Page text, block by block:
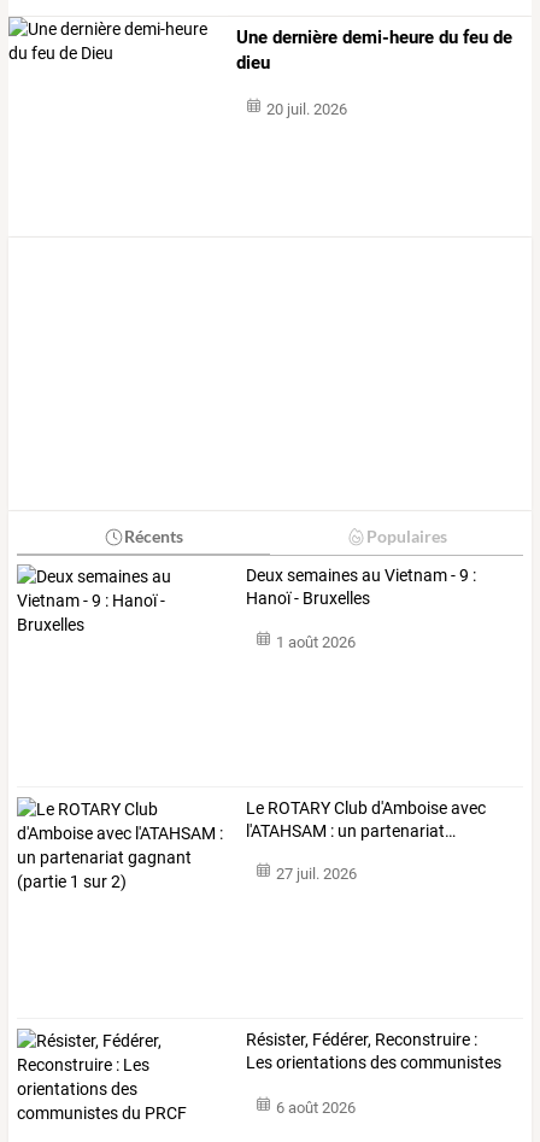
Une dernière demi-heure du feu de
dieu
20 juil. 2026
Récents Populaires
Deux semaines au Vietnam - 9 :
Hanoï - Bruxelles
1 août 2026
Le ROTARYClubd'Amboiseavec
l'ATAHSAM : un partenariat…
27 juil. 2026
Résister, Fédérer, Reconstruire :
Lesorientationsdescommunistes
6 août 2026